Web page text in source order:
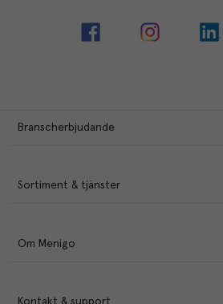
Branscherbjudande
Sortiment & tjänster
Om Menigo
Kontakt & support